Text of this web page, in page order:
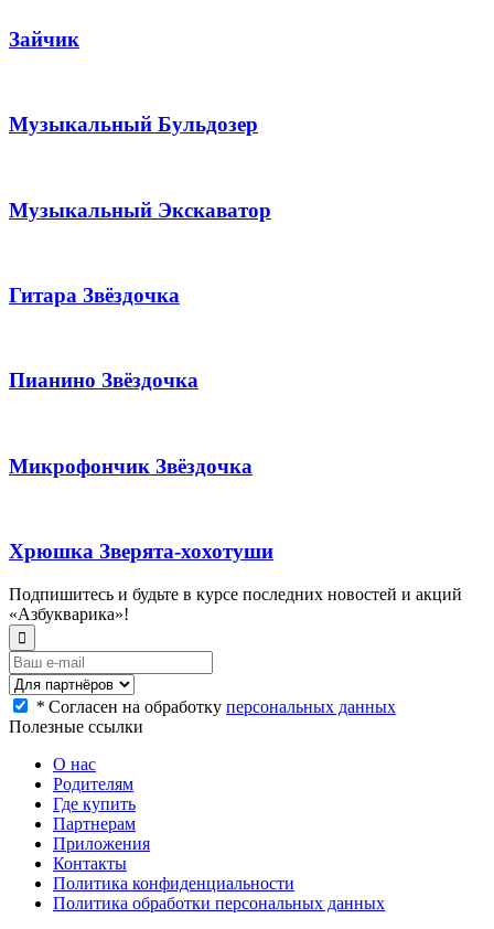
Зайчик
Музыкальный Бульдозер
Музыкальный Экскаватор
Гитара Звёздочка
Пианино Звёздочка
Микрофончик Звёздочка
Хрюшка Зверята-хохотуши
Подпишитесь и будьте в курсе последних новостей и акций
«Азбукварика»!
* Согласен на обработку персональных данных
Полезные ссылки
О нас
Родителям
Где купить
Партнерам
Приложения
Контакты
Политика конфиденциальности
Политика обработки персональных данных